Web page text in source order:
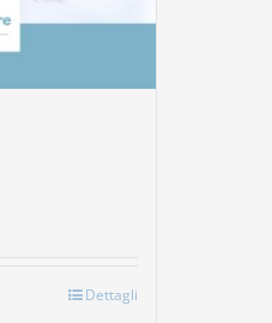
Dettagli